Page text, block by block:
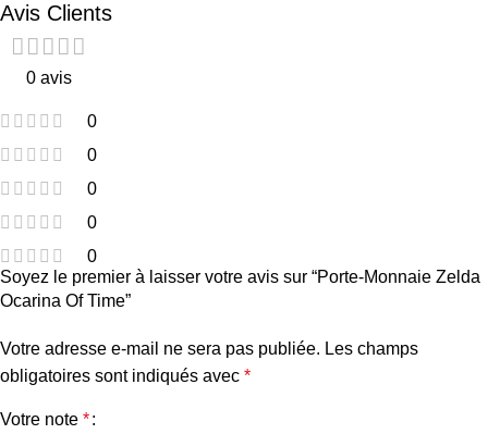
Avis Clients
0 avis
0
0
0
0
0
Soyez le premier à laisser votre avis sur “Porte-Monnaie Zelda
Ocarina Of Time”
Votre adresse e-mail ne sera pas publiée. Les champs
obligatoires sont indiqués avec *
Votre note *